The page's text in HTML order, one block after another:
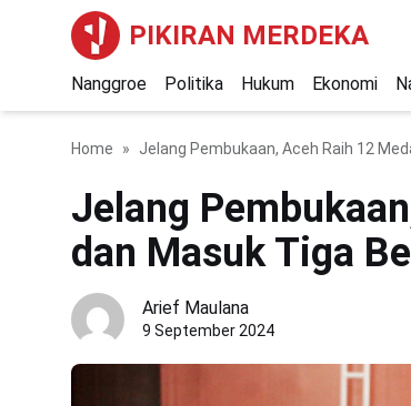
PIKIRAN MERDEKA
Nanggroe Politika Hukum Ekonomi
Home Jelang Pembukaan, Aceh Raih 12
Jelang
dan Masuk Tiga
Arief Maulana
9 September 2024